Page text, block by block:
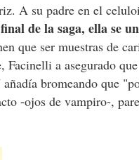
A su padre en el
de la saga, ella se
que ser muestras de
a asegurado
bromeando que
-ojos de vampiro-,